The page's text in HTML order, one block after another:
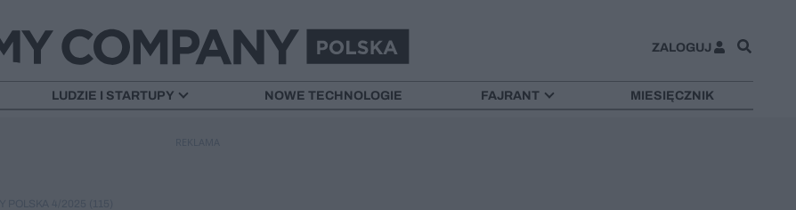
ZALOGUJ
LUDZIE I STARTUPY NOWE TECHNOLOGIE FAJRANT MIESIĘCZNIK